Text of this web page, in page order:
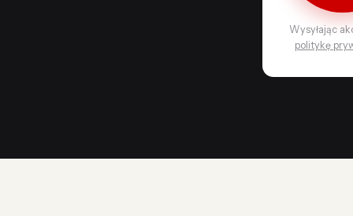
Wysyłając
politykę